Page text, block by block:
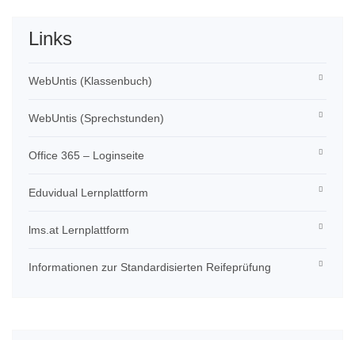
Links
WebUntis (Klassenbuch)
WebUntis (Sprechstunden)
Office 365 – Loginseite
Eduvidual Lernplattform
lms.at Lernplattform
Informationen zur Standardisierten Reifeprüfung